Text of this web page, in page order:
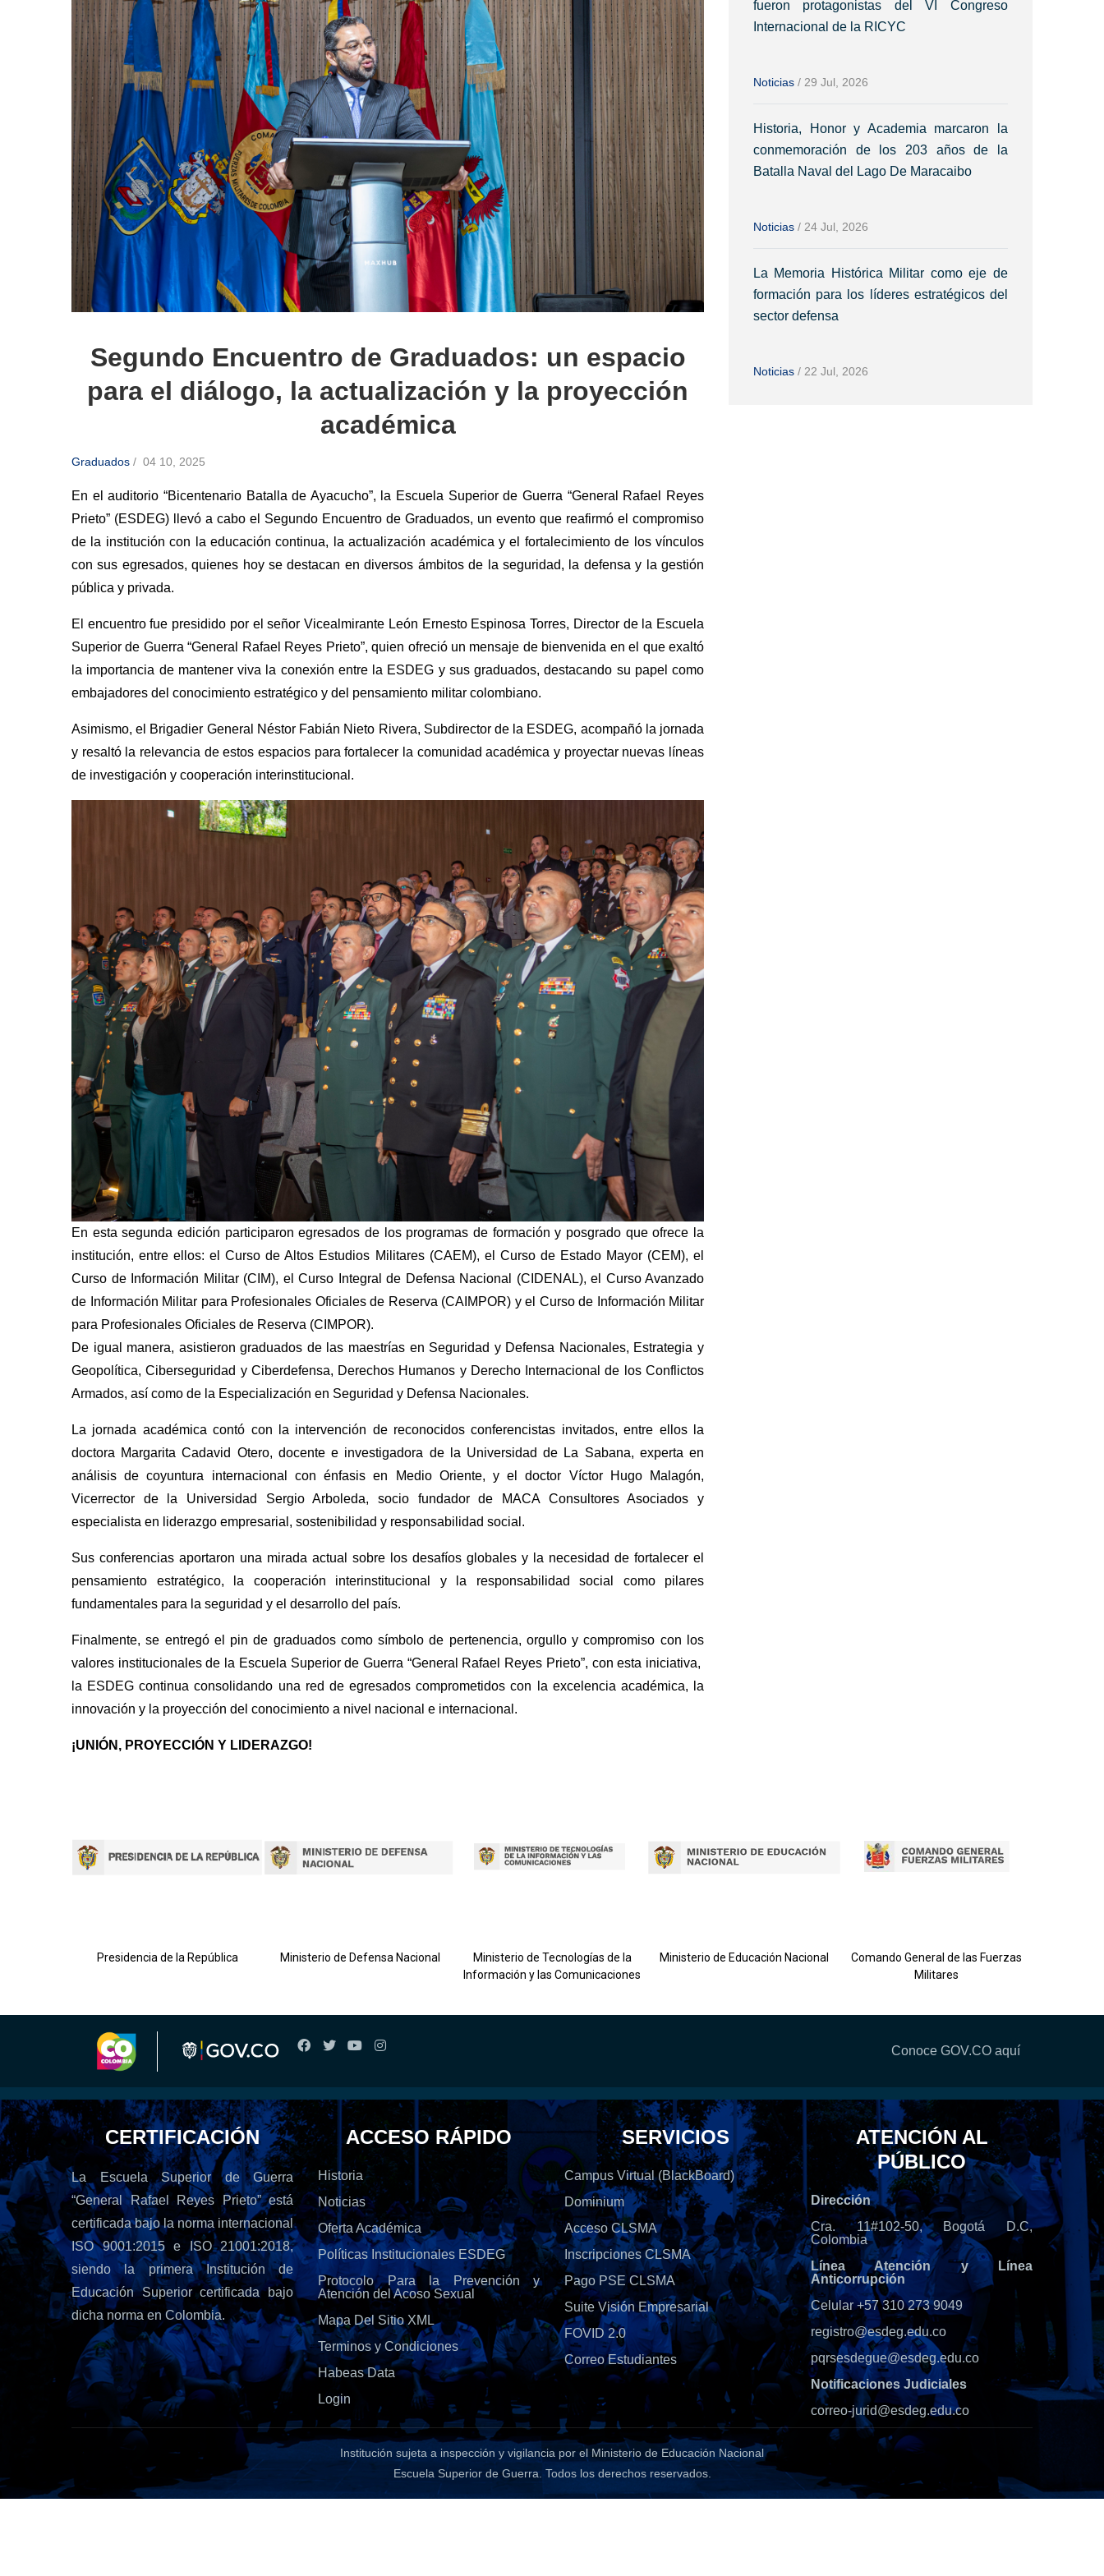
Segundo Encuentro de Graduados: un espacio
para el diálogo, la actualización y la proyección
académica
Graduados / 04 10, 2025
En el auditorio “Bicentenario Batalla de Ayacucho”, la Escuela Superior de Guerra “General Rafael Reyes
Prieto” (ESDEG) llevó a cabo el Segundo Encuentro de Graduados, un evento que reafirmó el compromiso
de la institución con la educación continua, la actualización académica y el fortalecimiento de los vínculos
con sus egresados, quienes hoy se destacan en diversos ámbitos de la seguridad, la defensa y la gestión
pública y privada.
El encuentro fue presidido por el señor Vicealmirante León Ernesto Espinosa Torres, Director de la Escuela
Superior de Guerra “General Rafael Reyes Prieto”, quien ofreció un mensaje de bienvenida en el que exaltó
la importancia de mantener viva la conexión entre la ESDEG y sus graduados, destacando su papel como
embajadores del conocimiento estratégico y del pensamiento militar colombiano.
Asimismo, el Brigadier General Néstor Fabián Nieto Rivera, Subdirector de la ESDEG, acompañó la jornada
y resaltó la relevancia de estos espacios para fortalecer la comunidad académica y proyectar nuevas líneas
de investigación y cooperación interinstitucional.
En esta segunda edición participaron egresados de los programas de formación y posgrado que ofrece la
institución, entre ellos: el Curso de Altos Estudios Militares (CAEM), el Curso de Estado Mayor (CEM), el
Curso de Información Militar (CIM), el Curso Integral de Defensa Nacional (CIDENAL), el Curso Avanzado
de Información Militar para Profesionales Oficiales de Reserva (CAIMPOR) y el Curso de Información Militar
para Profesionales Oficiales de Reserva (CIMPOR).
De igual manera, asistieron graduados de las maestrías en Seguridad y Defensa Nacionales, Estrategia y
Geopolítica, Ciberseguridad y Ciberdefensa, Derechos Humanos y Derecho Internacional de los Conflictos
Armados, así como de la Especialización en Seguridad y Defensa Nacionales.
La jornada académica contó con la intervención de reconocidos conferencistas invitados, entre ellos la
doctora Margarita Cadavid Otero, docente e investigadora de la Universidad de La Sabana, experta en
análisis de coyuntura internacional con énfasis en Medio Oriente, y el doctor Víctor Hugo Malagón,
Vicerrector de la Universidad Sergio Arboleda, socio fundador de MACA Consultores Asociados y
especialista en liderazgo empresarial, sostenibilidad y responsabilidad social.
Sus conferencias aportaron una mirada actual sobre los desafíos globales y la necesidad de fortalecer el
pensamiento estratégico, la cooperación interinstitucional y la responsabilidad social como pilares
fundamentales para la seguridad y el desarrollo del país.
Finalmente, se entregó el pin de graduados como símbolo de pertenencia, orgullo y compromiso con los
valores institucionales de la Escuela Superior de Guerra “General Rafael Reyes Prieto”, con esta iniciativa,
la ESDEG continua consolidando una red de egresados comprometidos con la excelencia académica, la
innovación y la proyección del conocimiento a nivel nacional e internacional.
¡UNIÓN, PROYECCIÓN Y LIDERAZGO!
fueron protagonistas del VI Congreso
Internacional de la RICYC
Noticias / 29 Jul, 2026
Historia, Honor y Academia marcaron la
conmemoración de los 203 años de la
Batalla Naval del Lago De Maracaibo
Noticias / 24 Jul, 2026
La Memoria Histórica Militar como eje de
formación para los líderes estratégicos del
sector defensa
Noticias / 22 Jul, 2026
Presidencia de la República
Ministerio de Defensa Nacional
Ministerio de Tecnologías de la
Información y las Comunicaciones
Ministerio de Educación Nacional
Comando General de las Fuerzas
Militares
Conoce GOV.CO aquí
CERTIFICACIÓN
La Escuela Superior de Guerra
“General Rafael Reyes Prieto” está
certificada bajo la norma internacional
ISO 9001:2015 e ISO 21001:2018,
siendo la primera Institución de
Educación Superior certificada bajo
dicha norma en Colombia.
ACCESO RÁPIDO
Historia
Noticias
Oferta Académica
Políticas Institucionales ESDEG
Protocolo Para la Prevención y
Atención del Acoso Sexual
Mapa Del Sitio XML
Terminos y Condiciones
Habeas Data
Login
SERVICIOS
Campus Virtual (BlackBoard)
Dominium
Acceso CLSMA
Inscripciones CLSMA
Pago PSE CLSMA
Suite Visión Empresarial
FOVID 2.0
Correo Estudiantes
ATENCIÓN AL
PÚBLICO
Dirección
Cra. 11#102-50, Bogotá D.C,
Colombia
Línea Atención y Línea
Anticorrupción
Celular +57 310 273 9049
registro@esdeg.edu.co
pqrsesdegue@esdeg.edu.co
Notificaciones Judiciales
correo-jurid@esdeg.edu.co
Institución sujeta a inspección y vigilancia por el Ministerio de Educación Nacional
Escuela Superior de Guerra. Todos los derechos reservados.